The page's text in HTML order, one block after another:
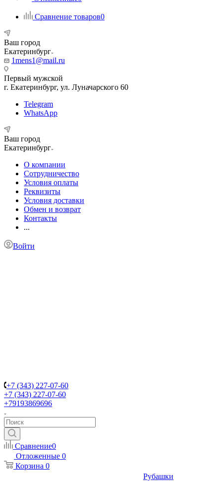
Сравнение товаров0
Ваш город
Екатеринбург
1mens1@mail.ru
Первый мужской
г. Екатеринбург, ул. Луначарского 60
Telegram
WhatsApp
Ваш город
Екатеринбург
О компании
Сотрудничество
Условия оплаты
Реквизиты
Условия доставки
Обмен и возврат
Контакты
...
Войти
+7 (343) 227-07-60
+7 (343) 227-07-60
+79193869696
Сравнение0
Отложенные 0
Корзина 0
Рубашки